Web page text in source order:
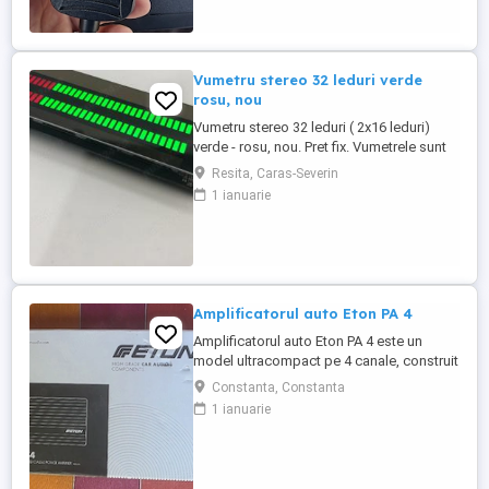
Vumetru stereo 32 leduri verde
rosu, nou
Vumetru stereo 32 leduri ( 2x16 leduri)
verde - rosu, nou. Pret fix. Vumetrele sunt
probate. Specificatii: Alimentare : DC
voltage 5-24 V Current: 20mA (standby)
Reglaj sensibilitate Dimensiuni :
Resita, Caras-Severin
1 ianuarie
Amplificatorul auto Eton PA 4
Amplificatorul auto Eton PA 4 este un
model ultracompact pe 4 canale, construit
în Clasa D, ideal pentru instalări în spații
înguste (cum ar fi sub scaun sau în bord).
Constanta, Constanta
1 ianuarie